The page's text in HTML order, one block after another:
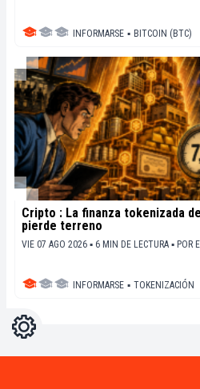
INFORMARSE ▪ BITCOIN (BTC)
Cripto : La finanza tokenizada
pierde terreno
VIE 07 AGO 2026 ▪ 6 MIN DE LECTURA ▪ POR
INFORMARSE ▪ TOKENIZACIÓN
Ajustes